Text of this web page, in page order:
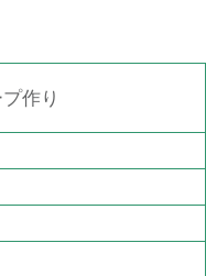
作り